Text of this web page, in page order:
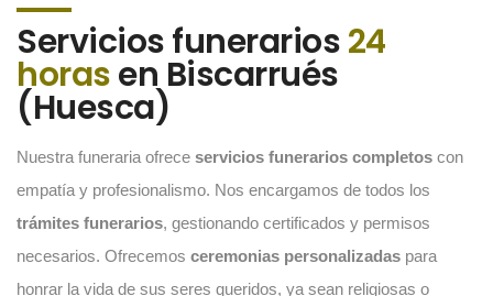
Servicios funerarios24
horasen Biscarrués
(Huesca)
Nuestra funeraria ofrece servicios funerarios completos con
empatía y profesionalismo. Nos encargamos de todos los
trámites funerarios, gestionando certificados y permisos
necesarios. Ofrecemos ceremonias personalizadas para
honrar la vida de sus seres queridos, ya sean religiosas o